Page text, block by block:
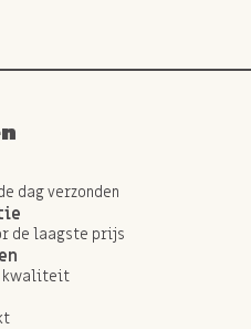
dag verzonden
de laagste prijs
kwaliteit